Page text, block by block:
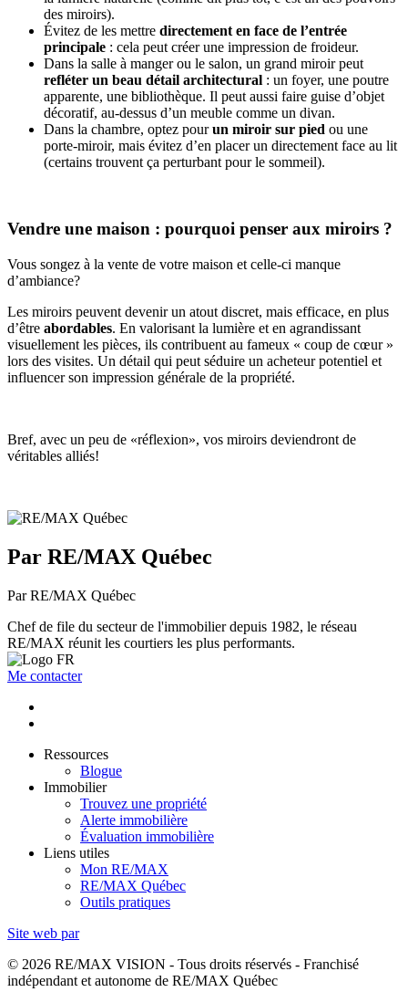
des miroirs).
Évitez de les mettre directement en face de l’entrée
principale : cela peut créer une impression de froideur.
Dans la salle à manger ou le salon, un grand miroir peut
refléter un beau détail architectural : un foyer, une poutre
apparente, une bibliothèque. Il peut aussi faire guise d’objet
décoratif, au-dessus d’un meuble comme un divan.
Dans la chambre, optez pourun miroir sur pied ou une
porte-miroir, mais évitez d’en placer un directement face au lit
(certains trouvent ça perturbant pour le sommeil).
Vendre une maison : pourquoi penser aux miroirs ?
Vous songez à la vente de votre maison et celle-ci manque
d’ambiance?
Les miroirs peuvent devenir un atout discret, mais efficace, en plus
d’être abordables. En valorisant la lumière et en agrandissant
visuellement les pièces, ils contribuent au fameux « coup de cœur »
lors des visites. Un détail qui peut séduire un acheteur potentiel et
influencer son impression générale de la propriété.
Bref, avec un peu de «réflexion», vos miroirs deviendront de
véritables alliés!
Par RE/MAX Québec
Par RE/MAX Québec
Chef de file du secteur de l'immobilier depuis 1982, le réseau
RE/MAX réunit les courtiers les plus performants.
Me contacter
Ressources
Blogue
Immobilier
Trouvez une propriété
Alerte immobilière
Évaluation immobilière
Liens utiles
Mon RE/MAX
RE/MAX Québec
Outils pratiques
Site web par
© 2026 RE/MAX VISION - Tous droits réservés - Franchisé
indépendant et autonome de RE/MAX Québec